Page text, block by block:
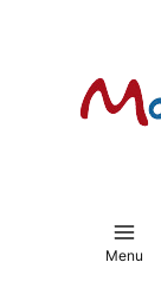
Menu